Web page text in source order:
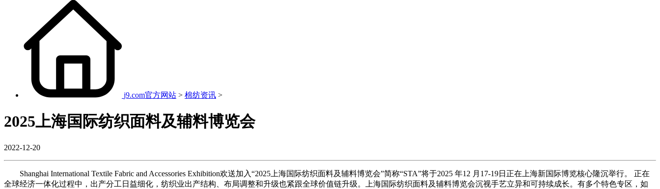
j9.com官方网站 > 棉纺资讯 >
2025上海国际纺织面料及辅料博览会
2022-12-20
Shanghai International Textile Fabric and Accessories Exhibition欢送加入“2025上海国际纺织面料及辅料博览会”简称“STA”将于2025 年12 月17-19日正在上海新国际博览核心隆沉举行。 正在
全球经济一体化过程中，出产分工日益细化，纺织业出产结构、布局调整和升级也紧跟全球价值链升级。上海国际纺织面料及辅料博览会沉视手艺立异和可持续成长。有多个特色专区，如